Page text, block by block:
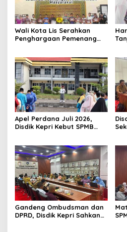
Wali Kota Lis Serahkan
Penghargaan Pemenang
Hidupkan Syiar Islam
Apel Perdana Juli 2026,
Disdik Kepri Kebut SPMB
Gandeng Ombudsman dan
DPRD, Disdik Kepri Sahkan